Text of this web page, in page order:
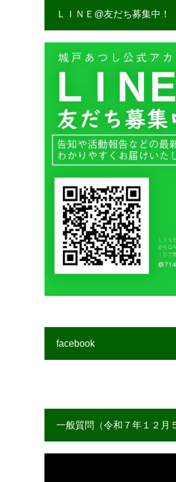
ＬＩＮＥ@友だち募集中！
facebook
一般質問（令和７年１２月